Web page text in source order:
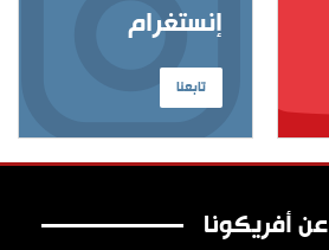
إنستغرام
تابعنا
عن أفريكونا